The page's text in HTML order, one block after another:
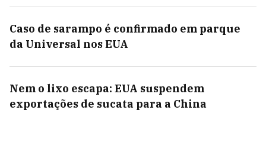
Caso de sarampo é confirmado em parque
da Universal nos EUA
Nem o lixo escapa: EUA suspendem
exportações de sucata para a China